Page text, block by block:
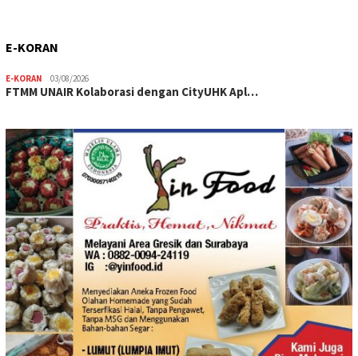
E-KORAN
E-KORAN 03/08/2026
FTMM UNAIR Kolaborasi dengan CityUHK Apl…